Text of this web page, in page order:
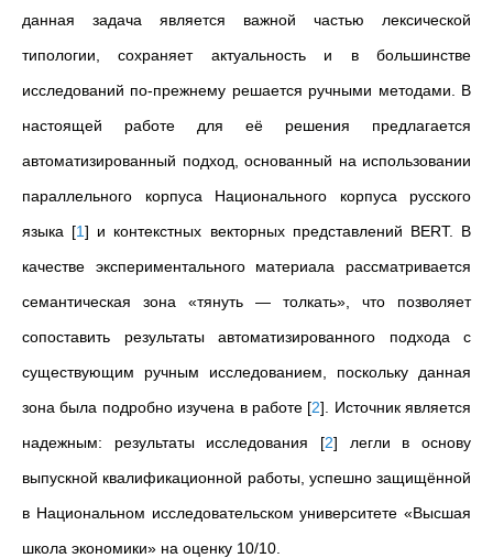
данная задача является важной частью лексической
типологии, сохраняет актуальность и в большинстве
исследований по-прежнему решается ручными методами. В
настоящей работе для её решения предлагается
автоматизированный подход, основанный на использовании
параллельного корпуса Национального корпуса русского
языка [1] и контекстных векторных представлений BERT. В
качестве экспериментального материала рассматривается
семантическая зона «тянуть — толкать», что позволяет
сопоставить результаты автоматизированного подхода с
существующим ручным исследованием, поскольку данная
зона была подробно изучена в работе [2] . Источник является
надежным: результаты исследования [2] легли в основу
выпускной квалификационной работы, успешно защищённой
в Национальном исследовательском университете «Высшая
школа экономики» на оценку 10/10.